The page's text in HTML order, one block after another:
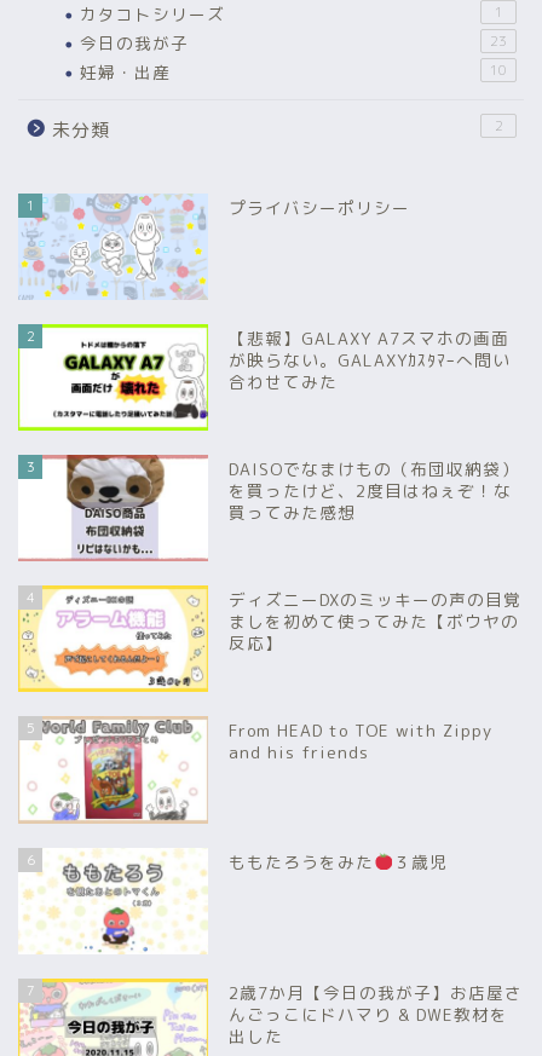
カタコトシリーズ 1
今日の我が子 23
妊婦・出産 10
未分類 2
1 プライバシーポリシー
2
【悲報】GALAXY A7スマホの画面
が映らない。GALAXYｶｽﾀﾏｰへ問い
合わせてみた
3
DAISOでなまけもの（布団収納袋）
を買ったけど、2度目はねぇぞ！な
買ってみた感想
4
ディズニーDXのミッキーの声の目覚
ましを初めて使ってみた【ボウヤの
反応】
5
From HEAD to TOE with Zippy
and his friends
6 ももたろうをみた ３歳児
7
2歳7か月【今日の我が子】お店屋さ
んごっこにドハマり & DWE教材を
出した